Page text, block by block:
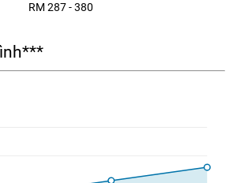
RM 287 - 380